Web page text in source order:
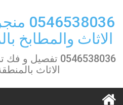
contentالاثاث والمطابخ
0546538036
الاثاث